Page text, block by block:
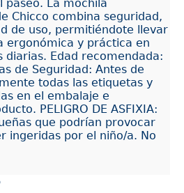
paseo. La mochila
Chicco combina seguridad,
de uso, permitiéndote llevar
ergonómica y práctica en
diarias. Edad recomendada:
de Seguridad: Antes de
todas las etiquetas y
en el embalaje e
PELIGRO DE ASFIXIA:
que podrían provocar
ingeridas por el niño/a. No